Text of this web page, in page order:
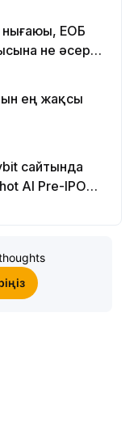
нығаюы, ЕОБ
не әсер
ең жақсы
сайтында
AI Pre-IPO